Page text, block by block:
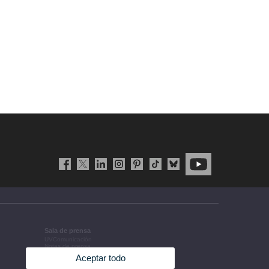
Sala de prensa
Acuerdos de gobierno
Aceptar todo